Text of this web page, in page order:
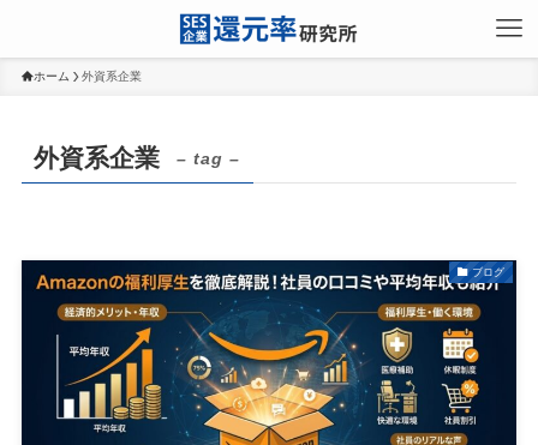
ホーム 外資系企業
外資系企業 – tag –
ブログ